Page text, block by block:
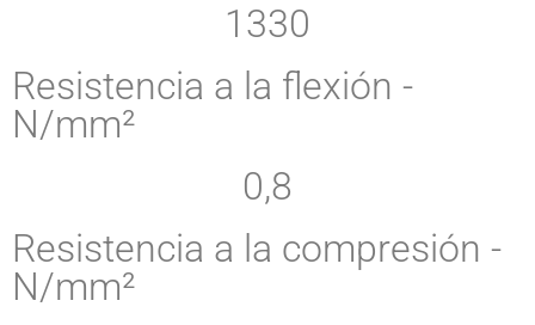
1330
Resistencia a la flexión -
N/mm²
0,8
Resistencia a la compresión -
N/mm²